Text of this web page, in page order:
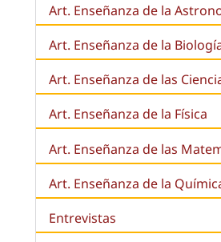
Art. Enseñanza de la
Art. Enseñanza de la
Art. Enseñanza de las
Art. Enseñanza de la Física
Art. Enseñanza de las
Art. Enseñanza de la
Entrevistas